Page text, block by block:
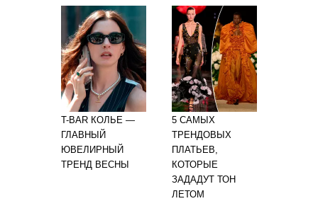
T-BAR КОЛЬЕ —
ГЛАВНЫЙ
ЮВЕЛИРНЫЙ
ТРЕНД ВЕСНЫ
5 САМЫХ
ТРЕНДОВЫХ
ПЛАТЬЕВ,
КОТОРЫЕ
ЗАДАДУТ ТОН
ЛЕТОМ